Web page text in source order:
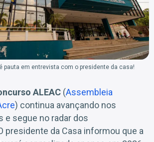
pauta em entrevista com o presidente da casa!
ALEAC (Assembleia
) continua avançando nos
e segue no radar dos
presidente da Casa informou que a